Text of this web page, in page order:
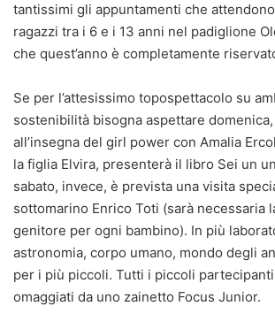
tantissimi gli appuntamenti che
ragazzi tra i 6 e i 13 anni nel padiglione
che quest’anno è completamente
Se per l’attesissimo topospettacolo su
sostenibilità bisogna aspettare
all’insegna del girl power con Amalia
la figlia Elvira, presenterà il libro Sei un
sabato, invece, è prevista una visita
sottomarino Enrico Toti (sarà necessaria
genitore per ogni bambino). In più
astronomia, corpo umano, mondo degli
per i più piccoli. Tutti i piccoli
omaggiati da uno zainetto Focus Junior.